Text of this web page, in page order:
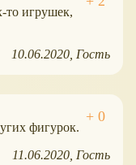
то игрушек,
10.06.2020 Гость
фигурок.
11.06.2020 Гость